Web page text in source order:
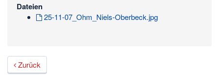
Dateien
25-11-07_Ohm_Niels-Oberbeck.jpg
Zurück